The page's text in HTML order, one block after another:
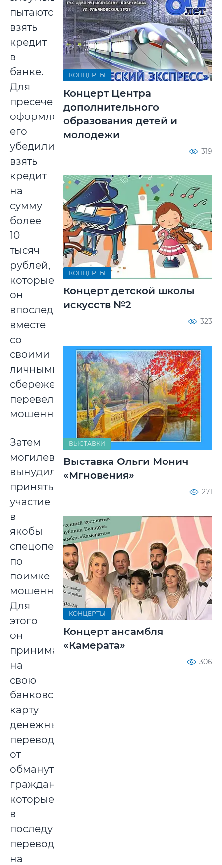
пытаются
взять
кредит
в
банке.
Для
пресечения
оформления
его
убедили
взять
кредит
на
сумму
более
10
тысяч
рублей,
которые
он
впоследствии
вместе
со
своими
личными
сбережениями
перевел
мошенникам.
Затем
могилевчанина
вынудили
принять
участие
в
якобы
спецоперации
по
поимке
мошенников.
Для
этого
он
принимал
на
свою
банковскую
карту
денежные
переводы
от
обманутых
граждан,
которые
в
последующем
переводил
на
КОНЦЕРТЫ
Концерт Центра
дополнительного
образования детей и
молодежи
319
КОНЦЕРТЫ
Концерт детской школы
искусств №2
323
ВЫСТАВКИ
Выставка Ольги Монич
«Мгновения»
271
КОНЦЕРТЫ
Концерт ансамбля
«Камерата»
306